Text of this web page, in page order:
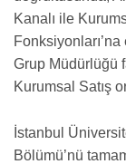
Kanalı ile
Grup Müdürlüğü
Kurumsal Satış
İstanbul
Bölümü’nü